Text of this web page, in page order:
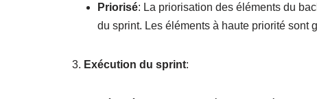
Priorisé: La priorisation des éléments du
du sprint. Les éléments à haute priorité sont
Exécution du sprint: